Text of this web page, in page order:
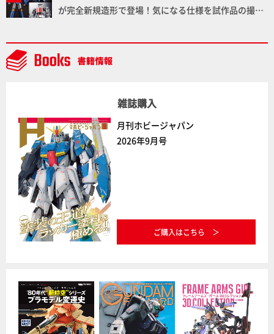
が完全新規造形で登場！気になる仕様を試作品の撮り
ト」セット情報もお届け！【超合金の魂】
雑誌購入
月刊ホビージャパン
2026年9月号
ご購入はこちら